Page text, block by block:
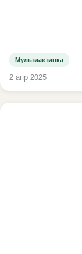
Мультиактивка
2 апр 2025